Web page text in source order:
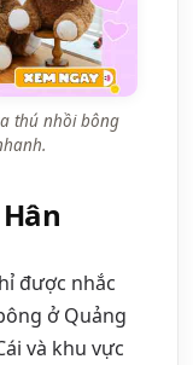
thú nhồi bông
được nhắc
ở Quảng
và khu vực